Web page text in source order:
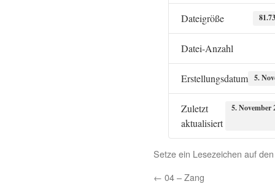
Dateigröße
Datei-Anzahl
Erstellungsdatum 5.
Zuletzt
aktualisiert
5. November
Setze ein Lesezeichen auf
← 04 – Zang